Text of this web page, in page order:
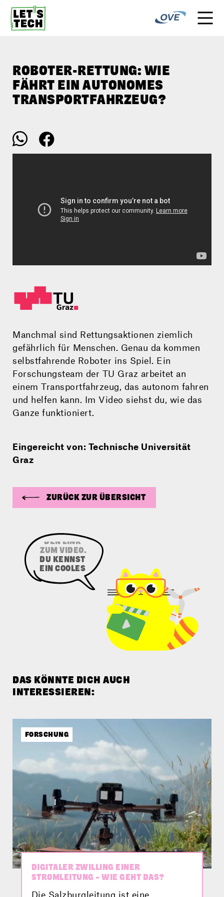
ROBOTER-RETTUNG: WIE
FÄHRT EIN AUTONOMES
TRANSPORTFAHRZEUG?
Manchmal sind Rettungs­aktionen ziemlich
gefährlich für Menschen. Genau da kommen
selbstfahrende Roboter ins Spiel. Ein
Forschungs­team der TU Graz arbeitet an
einem Transport­fahrzeug, das autonom fahren
und helfen kann. Im Video siehst du, wie das
Ganze funktioniert.
Eingereicht von: Technische Universität
Graz
ZURÜCK ZUR ÜBERSICHT
SENDE UNS
DEN LINK
ZUM VIDEO.
DAS KÖNNTE DICH AUCH
INTERESSIEREN:
FORSCHUNG
DIGITALER ZWILLING EINER
STROMLEITUNG – WIE GEHT DAS?
Die Salzburgleitung ist eine